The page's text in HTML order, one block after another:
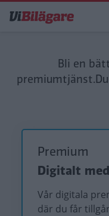
till
Bli en
premiumtjänst.
Premium
Digitalt
Vår digitala
där du får